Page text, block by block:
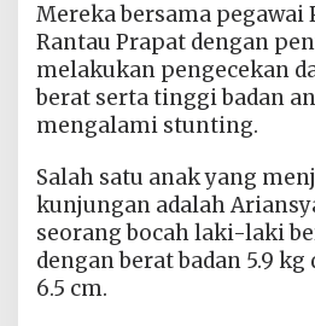
Mereka bersama pegawai
Rantau Prapat dengan
melakukan pengecekan
berat serta tinggi badan
mengalami stunting.
Salah satu anak yang
kunjungan adalah
seorang bocah laki-laki
dengan berat badan 5.9
6.5 cm.